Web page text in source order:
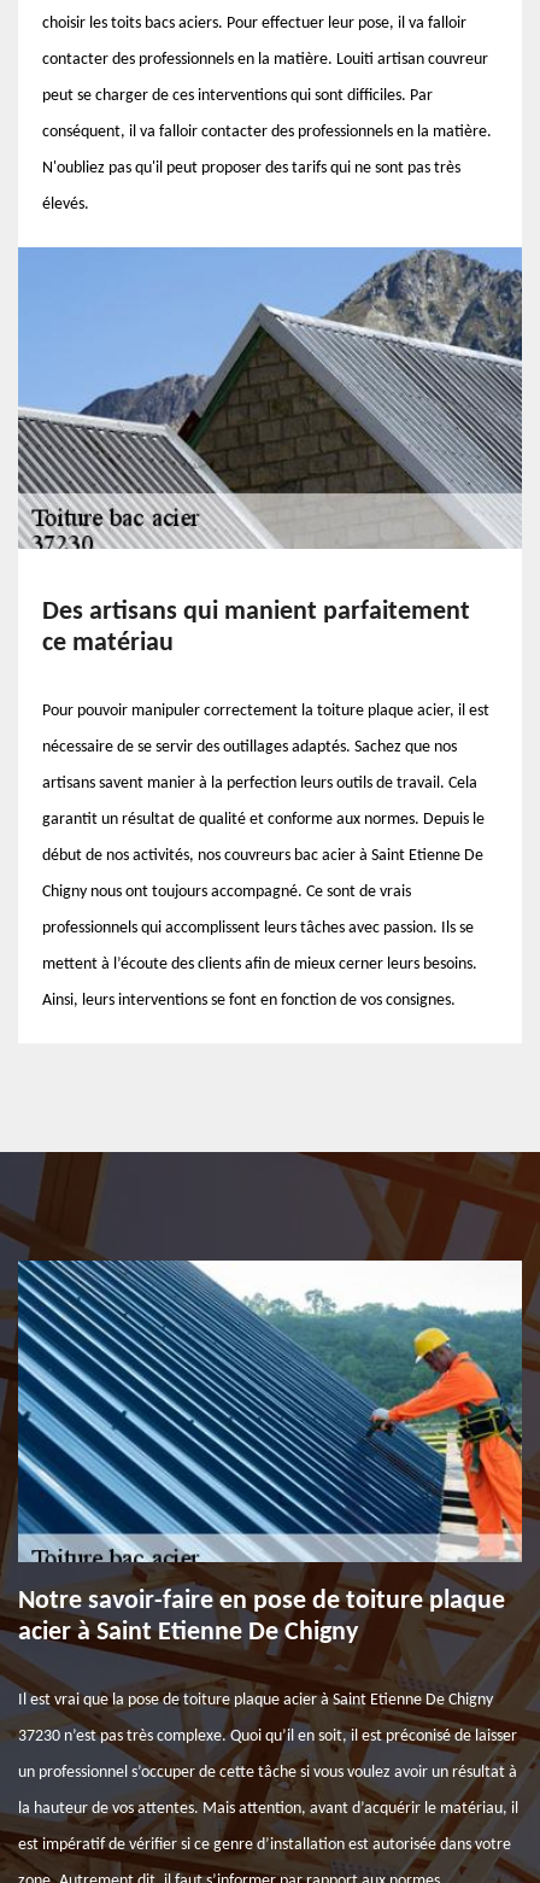
choisir les toits bacs aciers. Pour effectuer leur pose, il va falloir
contacter des professionnels en la matière. Louiti artisan couvreur
peut se charger de ces interventions qui sont difficiles. Par
conséquent, il va falloir contacter des professionnels en la matière.
N'oubliez pas qu'il peut proposer des tarifs qui ne sont pas très
élevés.
Des artisans qui manient parfaitement
ce matériau
Pour pouvoir manipuler correctement la toiture plaque acier, il est
nécessaire de se servir des outillages adaptés. Sachez que nos
artisans savent manier à la perfection leurs outils de travail. Cela
garantit un résultat de qualité et conforme aux normes. Depuis le
début de nos activités, nos couvreurs bac acier à Saint Etienne De
Chigny nous ont toujours accompagné. Ce sont de vrais
professionnels qui accomplissent leurs tâches avec passion. Ils se
mettent à l’écoute des clients afin de mieux cerner leurs besoins.
Ainsi, leurs interventions se font en fonction de vos consignes.
Notre savoir-faire en pose de toiture plaque
acier à Saint Etienne De Chigny
Il est vrai que la pose de toiture plaque acier à Saint Etienne De Chigny
37230 n’est pas très complexe. Quoi qu’il en soit, il est préconisé de laisser
un professionnel s’occuper de cette tâche si vous voulez avoir un résultat à
la hauteur de vos attentes. Mais attention, avant d’acquérir le matériau, il
est impératif de vérifier si ce genre d’installation est autorisée dans votre